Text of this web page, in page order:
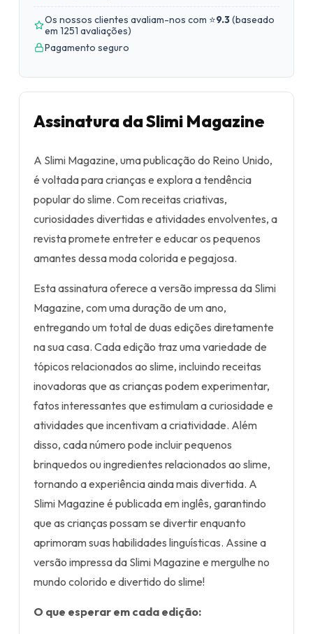
Os nossos clientes avaliam-nos com ⭐9.3(baseado
em 1251 avaliações)
Pagamento seguro
Assinatura da Slimi Magazine
A Slimi Magazine, uma publicação do Reino Unido,
é voltada para crianças e explora a tendência
popular do slime. Com receitas criativas,
curiosidades divertidas e atividades envolventes, a
revista promete entreter e educar os pequenos
amantes dessa moda colorida e pegajosa.
Esta assinatura oferece a versão impressa da Slimi
Magazine, com uma duração de um ano,
entregando um total de duas edições diretamente
na sua casa. Cada edição traz uma variedade de
tópicos relacionados ao slime, incluindo receitas
inovadoras que as crianças podem experimentar,
fatos interessantes que estimulam a curiosidade e
atividades que incentivam a criatividade. Além
disso, cada número pode incluir pequenos
brinquedos ou ingredientes relacionados ao slime,
tornando a experiência ainda mais divertida. A
Slimi Magazine é publicada em inglês, garantindo
que as crianças possam se divertir enquanto
aprimoram suas habilidades linguísticas. Assine a
versão impressa da Slimi Magazine e mergulhe no
mundo colorido e divertido do slime!
O que esperar em cada edição: